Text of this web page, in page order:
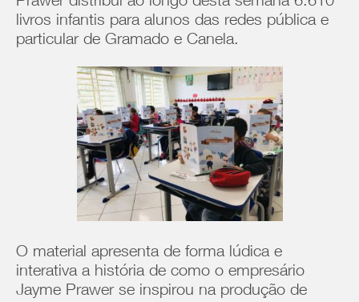
livros infantis para alunos das redes pública e
particular de Gramado e Canela.
O material apresenta de forma lúdica e
interativa a história de como o empresário
Jayme Prawer se inspirou na produção de